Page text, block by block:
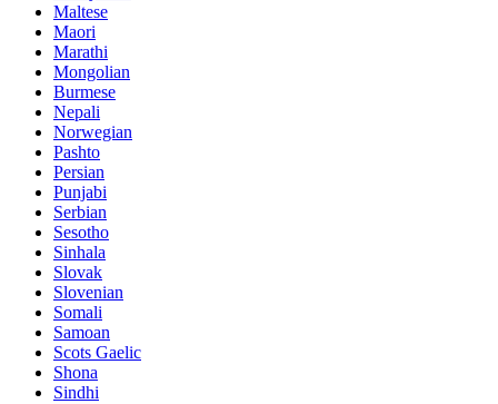
Maltese
Maori
Marathi
Mongolian
Burmese
Nepali
Norwegian
Pashto
Persian
Punjabi
Serbian
Sesotho
Sinhala
Slovak
Slovenian
Somali
Samoan
Scots Gaelic
Shona
Sindhi